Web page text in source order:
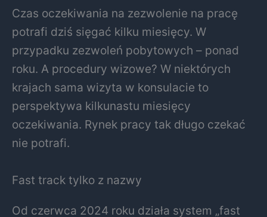
Czas oczekiwania na zezwolenie na pracę
potrafi dziś sięgać kilku miesięcy. W
przypadku zezwoleń pobytowych – ponad
roku. A procedury wizowe? W niektórych
krajach sama wizyta w konsulacie to
perspektywa kilkunastu miesięcy
oczekiwania. Rynek pracy tak długo czekać
nie potrafi.
Fast track tylko z nazwy
Od czerwca 2024 roku działa system „fast